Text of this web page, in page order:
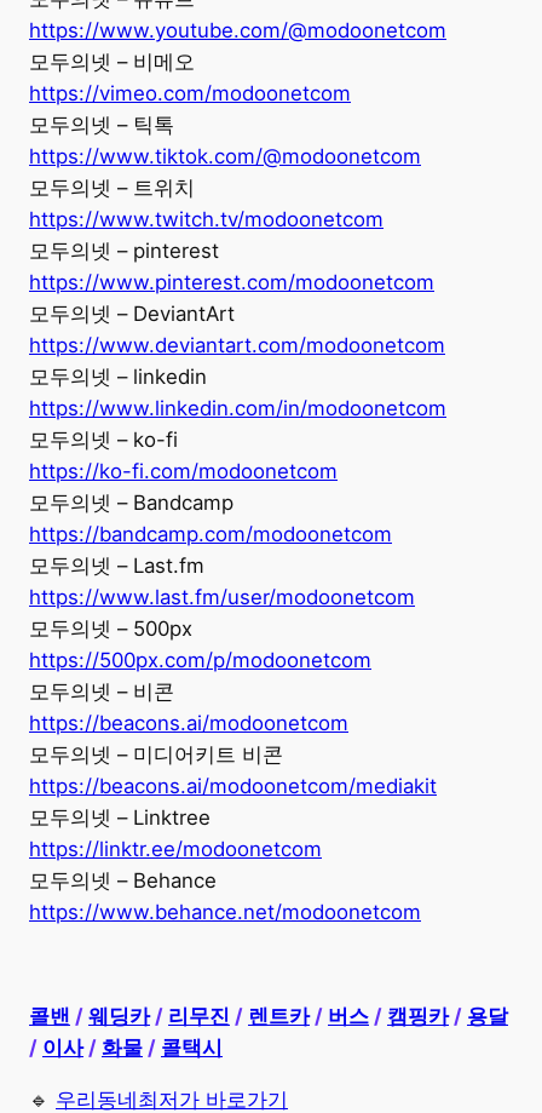
https://www.youtube.com/@modoonetcom
모두의넷 – 비메오
https://vimeo.com/modoonetcom
모두의넷 – 틱톡
https://www.tiktok.com/@modoonetcom
모두의넷 – 트위치
https://www.twitch.tv/modoonetcom
모두의넷 – pinterest
https://www.pinterest.com/modoonetcom
모두의넷 – DeviantArt
https://www.deviantart.com/modoonetcom
모두의넷 – linkedin
https://www.linkedin.com/in/modoonetcom
모두의넷 – ko-fi
https://ko-fi.com/modoonetcom
모두의넷 – Bandcamp
https://bandcamp.com/modoonetcom
모두의넷 – Last.fm
https://www.last.fm/user/modoonetcom
모두의넷 – 500px
https://500px.com/p/modoonetcom
모두의넷 – 비콘
https://beacons.ai/modoonetcom
모두의넷 – 미디어키트 비콘
https://beacons.ai/modoonetcom/mediakit
모두의넷 – Linktree
https://linktr.ee/modoonetcom
모두의넷 – Behance
https://www.behance.net/modoonetcom
콜밴 / 웨딩카/ 리무진 / 렌트카/ 버스 / 캠핑카/ 용달
/ 이사/ 화물 / 콜택시
🔹 우리동네최저가 바로가기